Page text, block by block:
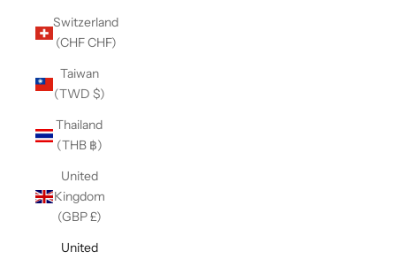
Switzerland
(CHF CHF)
Taiwan
(TWD $)
Thailand
(THB ฿)
United
Kingdom
(GBP £)
United